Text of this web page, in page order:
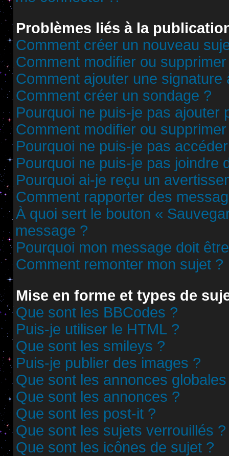
Problèmes liés à la
Comment créer un nouveau
Comment modifier ou
Comment ajouter une
Comment créer un sondage ?
Pourquoi ne puis-je pas ajouter
Comment modifier ou
Pourquoi ne puis-je pas
Pourquoi ne puis-je pas joindre
Pourquoi ai-je reçu un
Comment rapporter des
À quoi sert le bouton «
message ?
Pourquoi mon message doit
Comment remonter mon sujet ?
Mise en forme et types de
Que sont les BBCodes ?
Puis-je utiliser le HTML ?
Que sont les smileys ?
Puis-je publier des images ?
Que sont les annonces
Que sont les annonces ?
Que sont les post-it ?
Que sont les sujets verrouillés ?
Que sont les icônes de sujet ?